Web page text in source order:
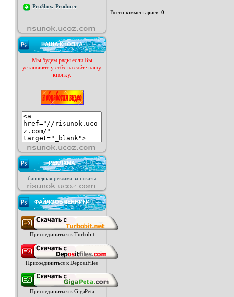
ProShow Producer
НАША КНОПКА
Мы будем рады если Вы
установите у себя на сайте нашу
кнопку.
РЕКЛАМА
баннерная реклама за показы
ФАЙЛООБМЕННИКИ
Присоединиться к Turbobit
Присоединиться к DepositFiles
Присоединиться к GigaPeta
Всего комментариев: 0